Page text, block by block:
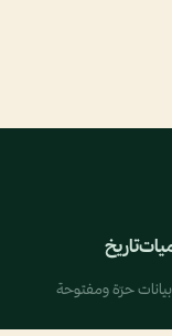
تاريخ
حرّة ومفتوحة